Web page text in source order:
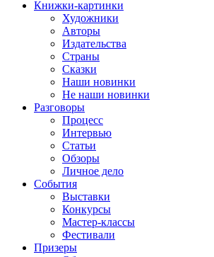
Книжки-картинки
Художники
Авторы
Издательства
Страны
Сказки
Наши новинки
Не наши новинки
Разговоры
Процесс
Интервью
Статьи
Обзоры
Личное дело
События
Выставки
Конкурсы
Мастер-классы
Фестивали
Призеры